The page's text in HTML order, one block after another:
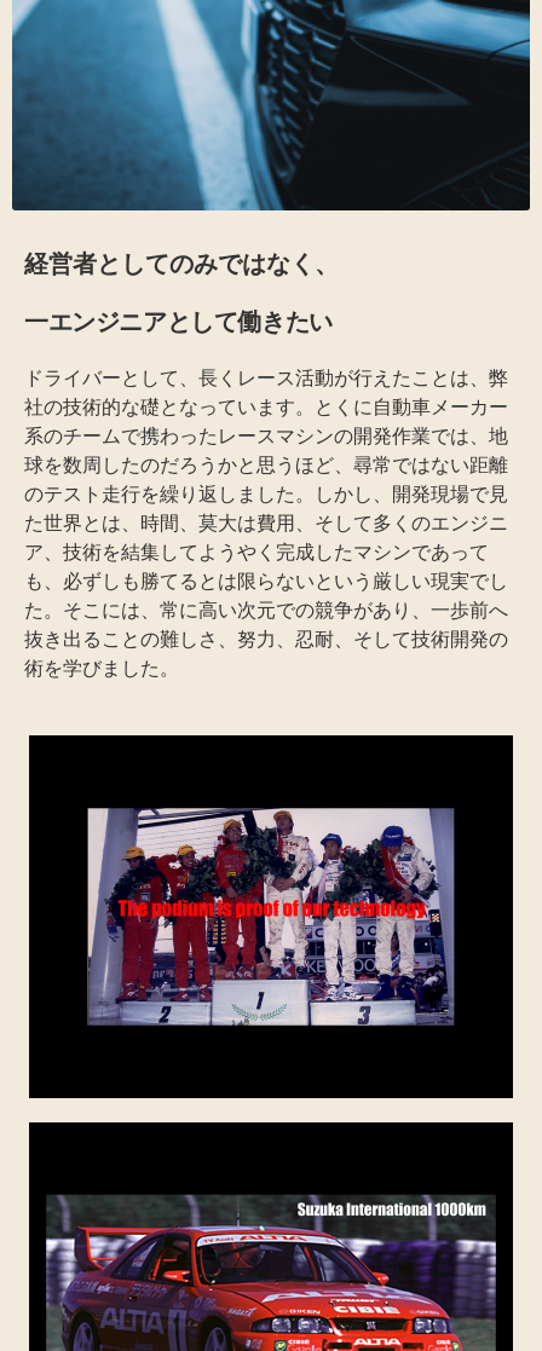
経営者としてのみではなく、
一エンジニアとして働きたい
ドライバーとして、長くレース活動が行えたことは、弊
社の技術的な礎となっています。とくに自動車メーカー
系のチームで携わったレースマシンの開発作業では、地
球を数周したのだろうかと思うほど、尋常ではない距離
のテスト走行を繰り返しました。しかし、開発現場で見
た世界とは、時間、莫大は費用、そして多くのエンジニ
ア、技術を結集してようやく完成したマシンであって
も、必ずしも勝てるとは限らないという厳しい現実でし
た。そこには、常に高い次元での競争があり、一歩前へ
抜き出ることの難しさ、努力、忍耐、そして技術開発の
術を学びました。